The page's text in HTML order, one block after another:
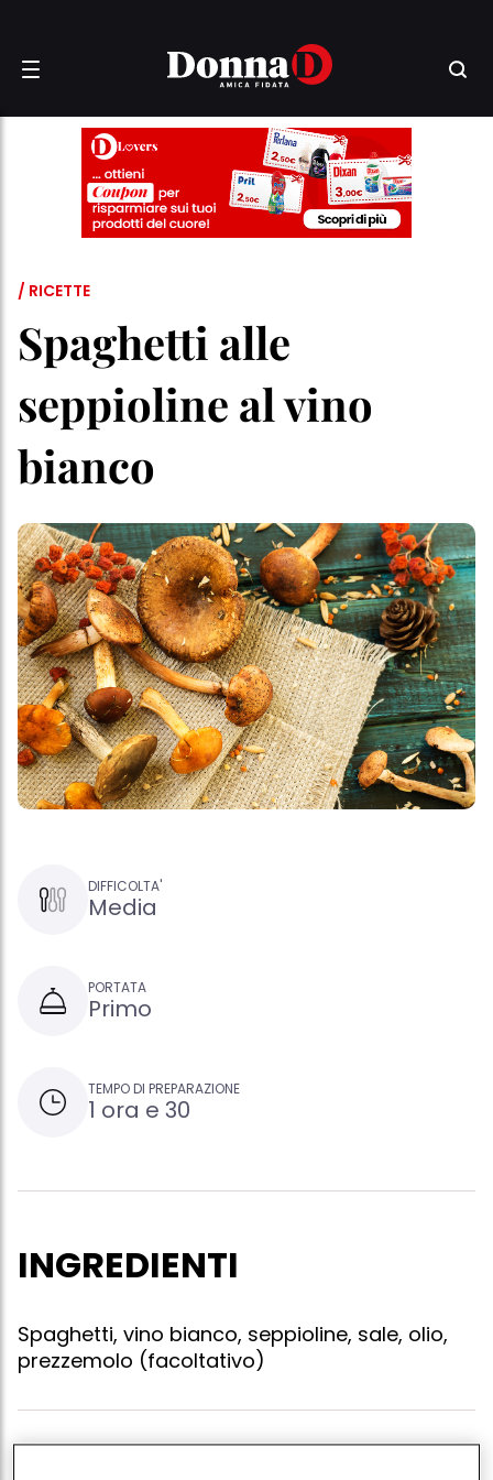
/ RICETTE
Spaghetti alle
seppioline al vino
bianco
DIFFICOLTA'
Media
PORTATA
Primo
TEMPO DI PREPARAZIONE
1 ora e 30
INGREDIENTI
Spaghetti, vino bianco, seppioline, sale, olio,
prezzemolo (facoltativo)